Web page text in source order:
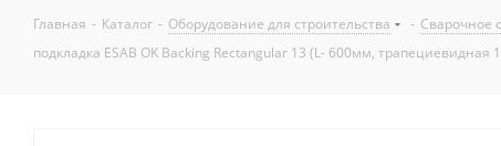
Главная - Каталог - Оборудование для строительства - Сварочное
подкладка ESAB OK Backing Rectangular 13 (L- 600мм, трапециевидная